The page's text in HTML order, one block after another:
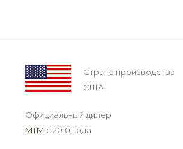
Страна производства
США
Официальный дилер
MTM с 2010 года